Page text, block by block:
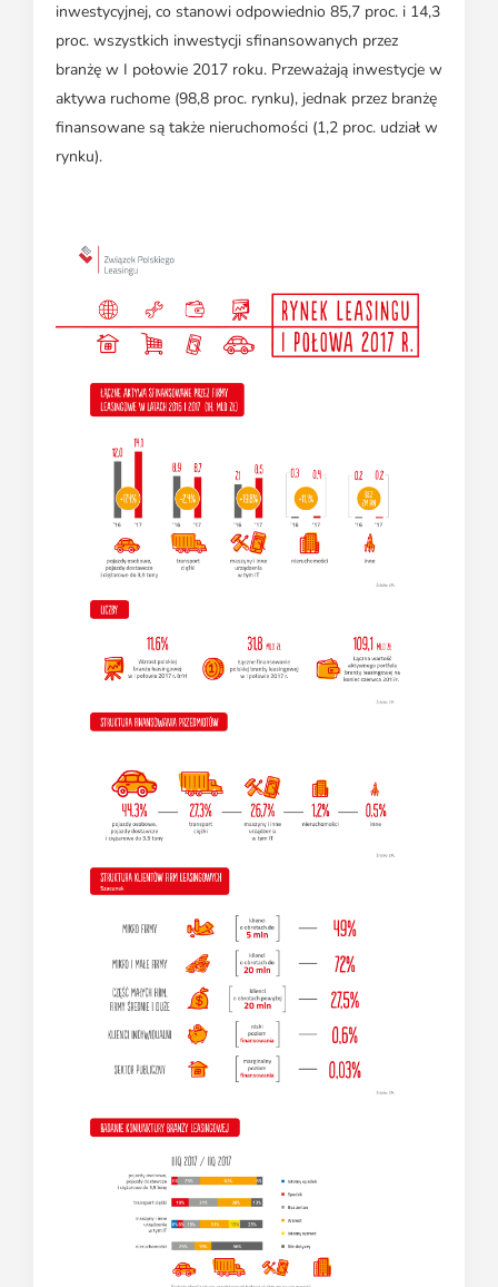
inwestycyjnej, co stanowi odpowiednio 85,7 proc. i 14,3
proc. wszystkich inwestycji sfinansowanych przez
branżę w I połowie 2017 roku. Przeważają inwestycje w
aktywa ruchome (98,8 proc. rynku), jednak przez branżę
finansowane są także nieruchomości (1,2 proc. udział w
rynku).